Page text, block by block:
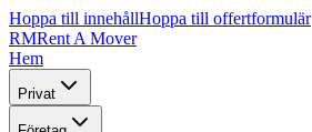
Hoppa till innehållHoppa till offertformulär
RMRent A Mover
Hem
Privat